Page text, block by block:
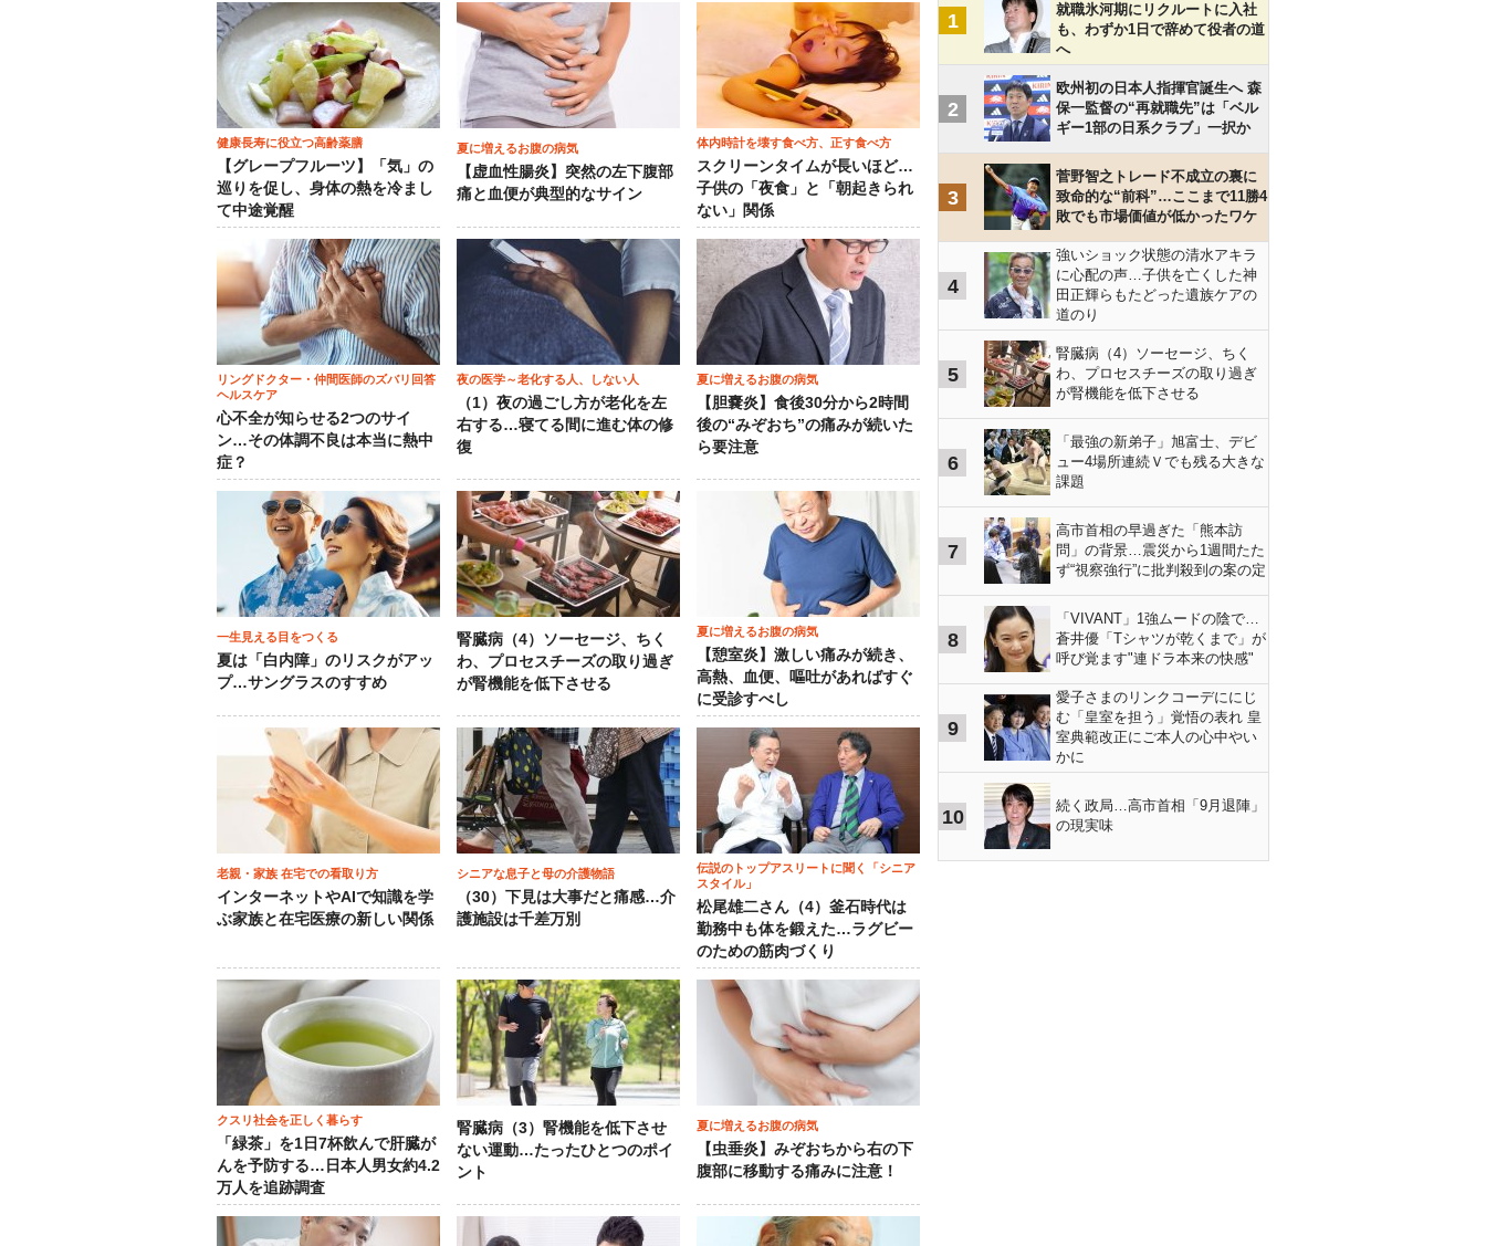
健康長寿に役立つ高齢薬膳
【グレープフルーツ】「気」の
巡りを促し、身体の熱を冷まし
て中途覚醒
夏に増えるお腹の病気
【虚血性腸炎】突然の左下腹部
痛と血便が典型的なサイン
体内時計を壊す食べ方、正す食べ方
スクリーンタイムが長いほど…
子供の「夜食」と「朝起きられ
ない」関係
リングドクター・仲間医師のズバリ回答
ヘルスケア
心不全が知らせる2つのサイ
ン…その体調不良は本当に熱中
症？
夜の医学～老化する人、しない人
（1）夜の過ごし方が老化を左
右する…寝てる間に進む体の修
復
夏に増えるお腹の病気
【胆嚢炎】食後30分から2時間
後の“みぞおち”の痛みが続いた
ら要注意
一生見える目をつくる
夏は「白内障」のリスクがアッ
プ…サングラスのすすめ
腎臓病（4）ソーセージ、ちく
わ、プロセスチーズの取り過ぎ
が腎機能を低下させる
夏に増えるお腹の病気
【憩室炎】激しい痛みが続き、
高熱、血便、嘔吐があればすぐ
に受診すべし
老親・家族 在宅での看取り方
インターネットやAIで知識を学
ぶ家族と在宅医療の新しい関係
シニアな息子と母の介護物語
（30）下見は大事だと痛感…介
護施設は千差万別
伝説のトップアスリートに聞く「シニア
スタイル」
松尾雄二さん（4）釜石時代は
勤務中も体を鍛えた…ラグビー
のための筋肉づくり
クスリ社会を正しく暮らす
「緑茶」を1日7杯飲んで肝臓が
んを予防する…日本人男女約4.2
万人を追跡調査
腎臓病（3）腎機能を低下させ
ない運動…たったひとつのポイ
ント
夏に増えるお腹の病気
【虫垂炎】みぞおちから右の下
腹部に移動する痛みに注意！
1
就職氷河期にリクルートに入社
も、わずか1日で辞めて役者の道
へ
2
欧州初の日本人指揮官誕生へ 森
保一監督の“再就職先”は「ベル
ギー1部の日系クラブ」一択か
3
菅野智之トレード不成立の裏に
致命的な“前科”…ここまで11勝4
敗でも市場価値が低かったワケ
4
強いショック状態の清水アキラ
に心配の声…子供を亡くした神
田正輝らもたどった遺族ケアの
道のり
5
腎臓病（4）ソーセージ、ちく
わ、プロセスチーズの取り過ぎ
が腎機能を低下させる
6
「最強の新弟子」旭富士、デビ
ュー4場所連続Ｖでも残る大きな
課題
7
高市首相の早過ぎた「熊本訪
問」の背景…震災から1週間たた
ず“視察強行”に批判殺到の案の定
8
「VIVANT」1強ムードの陰で…
蒼井優「Tシャツが乾くまで」が
呼び覚ます"連ドラ本来の快感"
9
愛子さまのリンクコーデににじ
む「皇室を担う」覚悟の表れ 皇
室典範改正にご本人の心中やい
かに
10
続く政局…高市首相「9月退陣」
の現実味